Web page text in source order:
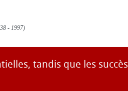
- 1997)
tandis que les succès